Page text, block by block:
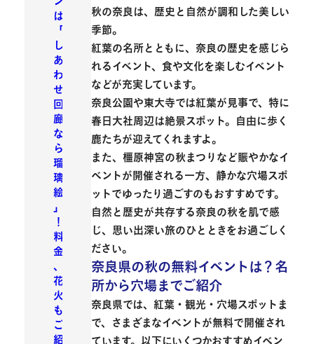
秋の奈良は、 歴史と自然が調和 した美しい
季節。
紅葉の名所とともに、 奈良の歴史を感じら
れるイベント、 食や文化を楽しむイベント
などが充実しています。
奈良公園や東大寺では紅葉が見事で、特に
春日大社周辺は絶景スポット。自由に歩く
鹿たちが迎えてくれますよ。
また、橿原神宮の秋まつりなど賑やかなイ
ベントが開催される一方、静かな穴場スポ
ットでゆったり過ごすのもおすすめです。
自然と歴史が共存する奈良の秋を肌で感
じ、思い出深い旅のひとときをお過ごしく
ださい。
奈良県の秋の無料イベントは？名
所から穴場までご紹介
奈良県では、 紅葉 ・ 観光 ・ 穴場スポット ま
で、さまざまなイベントが無料で開催され
は
「
し
あ
わ
せ
回
廊
な
ら
瑠
璃
絵
」
！
料
金
、
花
火
も
ご
紹